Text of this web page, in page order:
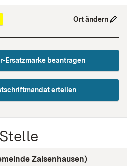
Ort ändern
Ersatzmarke beantragen
erteilen
Zaisenhausen)